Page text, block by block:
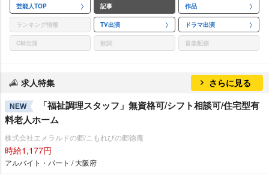
芸能人TOP 記事 作品
ランキング情報 TV出演 ドラマ出演
CM出演 歌詞 音楽配信
求人特集 さらに見る
NEW
「福祉調理スタッフ」無資格可/シフト相談可/住宅型有
料老人ホーム
株式会社エメラルドの郷/こもれびの郷徳庵
時給1,177円
アルバイト・パート / 大阪府